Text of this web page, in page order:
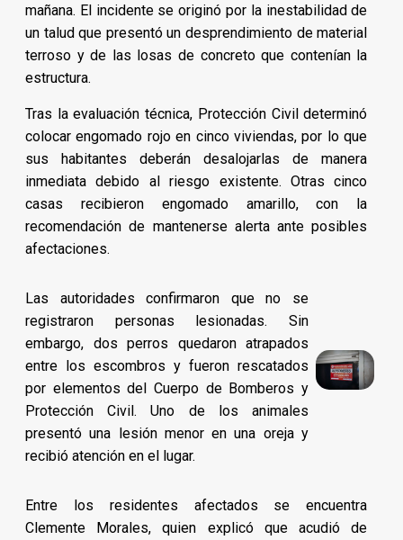
mañana. El incidente se originó por la inestabilidad de
un talud que presentó un desprendimiento de material
terroso y de las losas de concreto que contenían la
estructura.
Tras la evaluación técnica, Protección Civil determinó
colocar engomado rojo en cinco viviendas, por lo que
sus habitantes deberán desalojarlas de manera
inmediata debido al riesgo existente. Otras cinco
casas recibieron engomado amarillo, con la
recomendación de mantenerse alerta ante posibles
afectaciones.
Las autoridades confirmaron que no se
registraron personas lesionadas. Sin
embargo, dos perros quedaron atrapados
entre los escombros y fueron rescatados
por elementos del Cuerpo de Bomberos y
Protección Civil. Uno de los animales
presentó una lesión menor en una oreja y
recibió atención en el lugar.
Entre los residentes afectados se encuentra
Clemente Morales, quien explicó que acudió de